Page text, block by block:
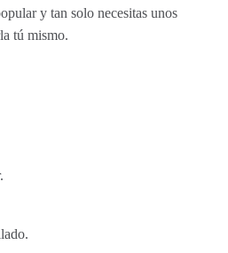
y tan solo necesitas unos
tú mismo.